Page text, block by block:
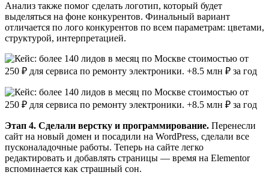
Анализ также помог сделать логотип, который будет
выделяться на фоне конкурентов. Финальный вариант
отличается по лого конкурентов по всем параметрам: цветами,
структурой, интерпретацией.
Этап 4. Сделали верстку и программирование. Перенесли
сайт на новый домен и посадили на WordPress, сделали все
пусконаладочные работы. Теперь на сайте легко
редактировать и добавлять страницы — время на Elementor
вспоминается как страшный сон.